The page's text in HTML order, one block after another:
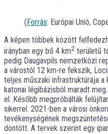
(Forrás: Európai Unió,
A képen többek között
irányban egy bő 4 km2 területű
pedig Daugavpils nemzetközi
a várostól 12 km-re fekszik,
teljes műszaki infrastruktúrája
katonai légibázisból maradt
el. Később megpróbálták
sikerrel. 2021-ben a városi
tevékenységének
döntött. A tervek szerint egy